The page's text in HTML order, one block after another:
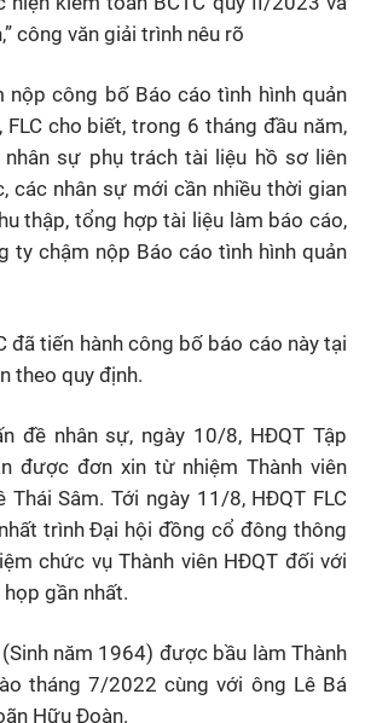
công văn giải trình nêu rõ
nộp công bố Báo cáo tình hình quản
cho biết, trong 6 tháng đầu năm,
sự phụ trách tài liệu hồ sơ liên
các nhân sự mới cần nhiều thời gian
thập, tổng hợp tài liệu làm báo cáo,
ty chậm nộp Báo cáo tình hình quản
đã tiến hành công bố báo cáo này tại
theo quy định.
đề nhân sự, ngày 10/8, HĐQT Tập
được đơn xin từ nhiệm Thành viên
Thái Sâm. Tới ngày 11/8, HĐQT FLC
trình Đại hội đồng cổ đông thông
chức vụ Thành viên HĐQT đối với
gần nhất.
năm 1964) được bầu làm Thành
tháng 7/2022 cùng với ông Lê Bá
Hữu Đoàn.